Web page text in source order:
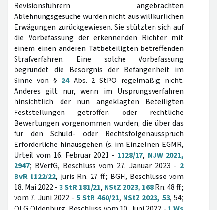
Revisionsführern angebrachten
Ablehnungsgesuche wurden nicht aus willkürlichen
Erwägungen zurückgewiesen. Sie stützten sich auf
die Vorbefassung der erkennenden Richter mit
einem einen anderen Tatbeteiligten betreffenden
Strafverfahren. Eine solche Vorbefassung
begründet die Besorgnis der Befangenheit im
Sinne von § 24Abs. 2 StPO regelmäßig nicht.
Anderes gilt nur, wenn im Ursprungsverfahren
hinsichtlich der nun angeklagten Beteiligten
Feststellungen getroffen oder rechtliche
Bewertungen vorgenommen wurden, die über das
für den Schuld- oder Rechtsfolgenausspruch
Erforderliche hinausgehen (s. im Einzelnen EGMR,
Urteil vom 16. Februar 2021 - 1128/17, NJW 2021,
2947; BVerfG, Beschluss vom 27. Januar 2023 - 2
BvR 1122/22, juris Rn. 27 ff.; BGH, Beschlüsse vom
18. Mai 2022 -3 StR 181/21, NStZ 2023, 168Rn. 48 ff.;
vom 7. Juni 2022 - 5 StR 460/21, NStZ 2023, 53, 54;